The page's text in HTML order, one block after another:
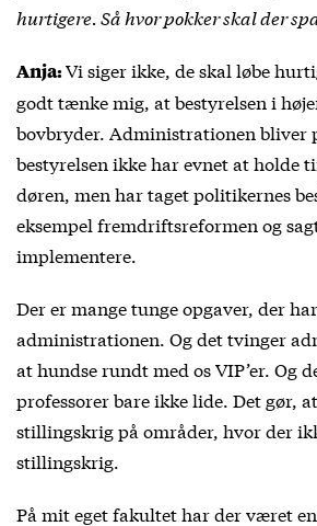
hurtigere. Så hvor pokker skal der
Anja:Vi siger ikke, de skal løbe
godt tænke mig, at bestyrelsen i
bovbryder. Administrationen bliver
bestyrelsen ikke har evnet at holde
døren, men har taget politikernes
eksempel fremdriftsreformen og
implementere.
Der er mange tunge opgaver, der
administrationen. Og det tvinger
at hundse rundt med os VIP’er. Og
professorer bare ikke lide. Det gør,
stillingskrig på områder, hvor der
stillingskrig.
På mit eget fakultet har der været